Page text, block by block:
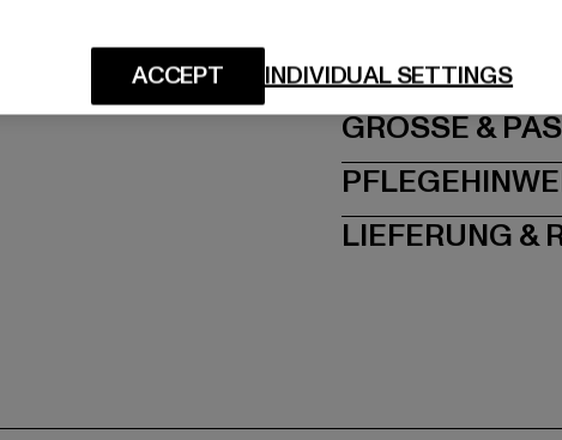
GRÖSSE
LIEFERUNG &
INDIVIDUAL SETTINGS
ACCEPT